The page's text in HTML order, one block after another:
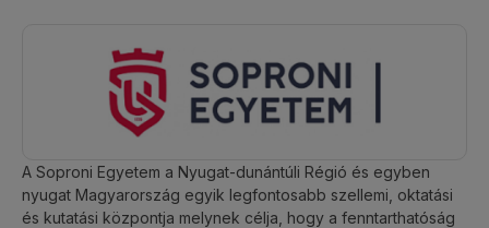
A Soproni Egyetem a Nyugat-dunántúli Régió és egyben
nyugat Magyarország egyik legfontosabb szellemi, oktatási
és kutatási központja melynek célja, hogy a fenntarthatóság